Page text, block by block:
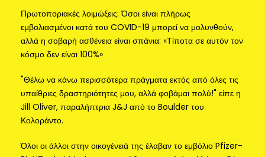
Πρωτοποριακές λοιμώξεις: Όσοι είναι πλήρως
εμβολιασμένοι κατά του COVID-19 μπορεί να μολυνθούν,
αλλά η σοβαρή ασθένεια είναι σπάνια: «Τίποτα σε αυτόν τον
κόσμο δεν είναι 100%»
"Θέλω να κάνω περισσότερα πράγματα εκτός από όλες τις
υπαίθριες δραστηριότητες μου, αλλά φοβάμαι πολύ!" είπε η
Jill Oliver, παραλήπτρια J&J από το Boulder του
Κολοράντο.
Όλοι οι άλλοι στην οικογένειά της έλαβαν το εμβόλιο Pfizer-